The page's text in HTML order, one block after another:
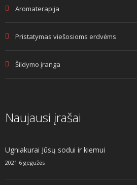
Aromaterapija
Pristatymas viešosioms erdvėms
Šildymo įranga
Naujausi įrašai
Ugniakurai Jūsų sodui ir kiemui
2021 6 gegužės